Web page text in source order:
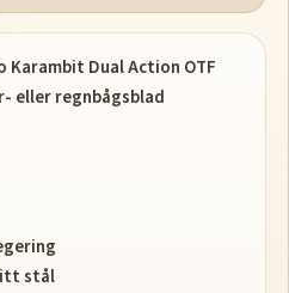
Karambit Dual Action OTF
eller regnbågsblad
stål